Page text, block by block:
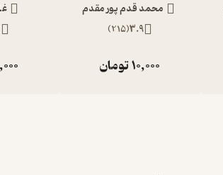
محمد قدم پور مقدم
3.9
(
215
)
10,000تومان